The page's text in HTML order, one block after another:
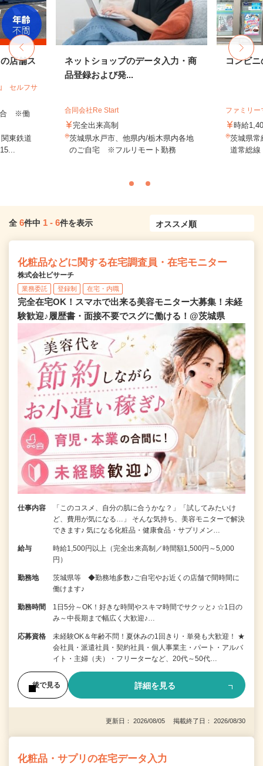
店舗ス
セルフサ
合 ※働
東鉄道
ネットショップのデータ入力・商
品登録および発...
合同会社Re Start
完全出来高制
茨城県水戸市、他県内/栃木県内各地
のご自宅 ※フルリモート勤務
コンビ
ファミリー
時給
茨城県常
道常総線
全 6件中 1 - 6件を表示
化粧品などに関する在宅調査員・在宅モニター
株式会社ビサーチ
業務委託 登録制 在宅・内職
完全在宅OK！スマホで出来る美容モニター大募集！未経
験歓迎♪履歴書・面接不要でスグに働ける！@茨城県
仕事内容
「このコスメ、自分の肌に合うかな？」「試してみたいけ
ど、費用が気になる…」 そんな気持ち、美容モニターで解決
できます♪ 気になる化粧品・健康食品・サプリメン…
給与
時給1,500円以上（完全出来高制／時間額1,500円～5,000
円）
勤務地
茨城県等 ◆勤務地多数♪ご自宅やお近くの店舗で間時間に
働けます♪
勤務時間
1日5分～OK！好きな時間やスキマ時間でサクッと♪ ☆1日の
み～中長期まで幅広く大歓迎♪…
応募資格
未経験OK＆年齢不問！夏休みの1回きり・単発も大歓迎！ ★
会社員・派遣社員・契約社員・個人事業主・パート・アルバ
イト・主婦（夫）・フリーターなど、20代～50代…
後で見る 詳細を見る
更新日： 2026/08/05 掲載終了日： 2026/08/30
化粧品・サプリの在宅データ入力